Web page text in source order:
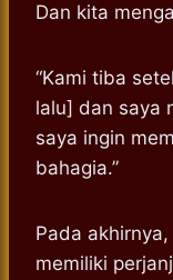
Dan kita
“Kami tiba
lalu] dan saya
saya ingin
bahagia.”
Pada
memiliki